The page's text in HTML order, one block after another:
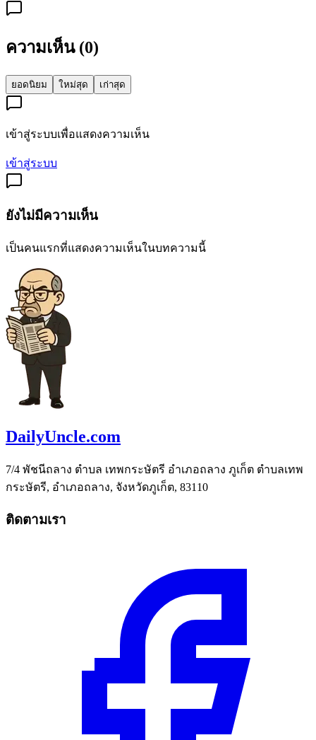
ความเห็น (0)
ยอดนิยม ใหม่สุด เก่าสุด
เข้าสู่ระบบเพื่อแสดงความเห็น
เข้าสู่ระบบ
ยังไม่มีความเห็น
เป็นคนแรกที่แสดงความเห็นในบทความนี้
DailyUncle.com
7/4 พัชนีถลาง ตำบล เทพกระษัตรี อำเภอถลาง ภูเก็ต ตำบลเทพ
กระษัตรี, อำเภอถลาง, จังหวัดภูเก็ต, 83110
ติดตามเรา